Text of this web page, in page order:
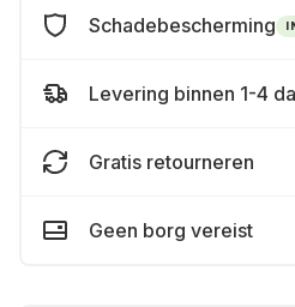
Schadebescherming
Levering binnen 1-4
Gratis retourneren
Geen borg vereist